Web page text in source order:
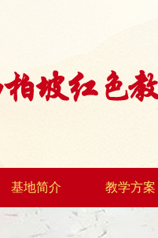
基地简介 教学方案